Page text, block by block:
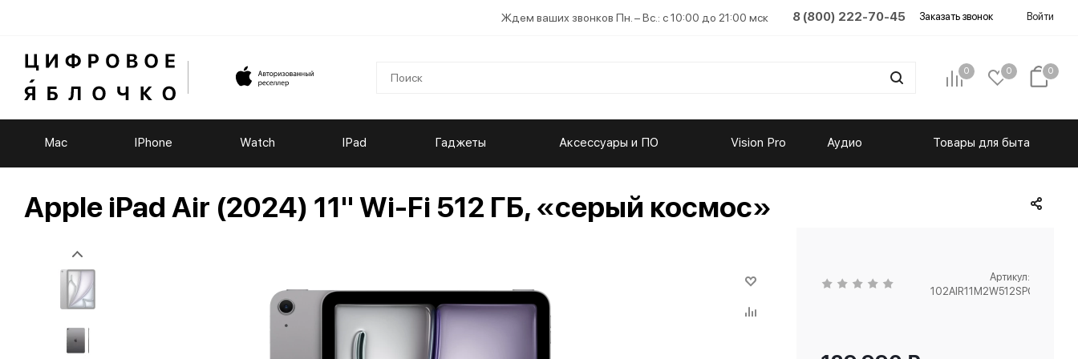
Войти
8 (800) 222-70-45 Заказать звонок
Ждем ваших звонков Пн. – Вс.: с 10:00 до 21:00 мск
0 0 0
Mac IPhone Watch IPad Гаджеты Аксессуары и ПО Vision Pro Аудио Товары для быта
Apple iPad Air (2024) 11" Wi-Fi 512 ГБ, «серый космос»
Артикул:
102AIR11M2W512SPG